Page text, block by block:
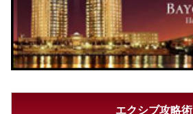
エクシブ攻略術